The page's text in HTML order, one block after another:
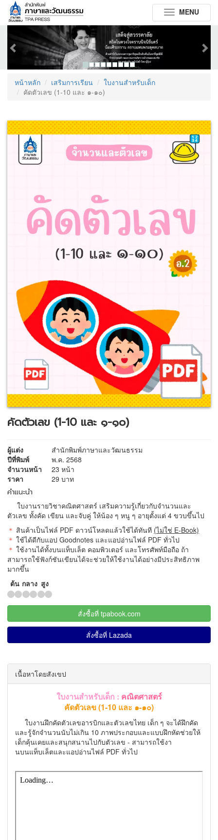
Toggle
navigation
MENU
Previous
หน้าหลัก เสริมการเรียน
ใบงานสำหรับเด็ก
คัดตัวเลข (1-10 และ ๑-๑๐)
คัดตัวเลข (1-10 และ ๑-๑๐)
ผู้แต่ง
สำนักพิมพ์ภาษาและวัฒนธรรม
ปีที่พิมพ์
พ.ค. 2568
จำนวนหน้า
23 หน้า
ราคา
29 บาท
คำแนะนำ
ใบงานรายวิชาคณิตศาสตร์ เสริมความรู้เกี่ยวกับจำนวนและ
ตัวเลข ทั้งคัด เขียน และจับคู่ ให้น้อง ๆ หนู ๆ อายุตั้งแต่ 4 ขวบขึ้นไป
＊ สินค้าเป็นไฟล์ PDF ดาวน์โหลดแล้วใช้ได้ทันที (ไม่ใช่ E-Book)
＊ ใช้ได้ดีกับแอป Goodnotes และแอปอ่านไฟล์ PDF ทั่วไป
＊ ใช้งานได้ทั้งบนแท็บเล็ต คอมพิวเตอร์ และโทรศัพท์มือถือ ถ้า
สามารถใช้ฟังก์ชันเขียนได้จะช่วยให้ใช้งานได้อย่างมีประสิทธิภาพ
มากขึ้น
ต้น กลาง สูง
สั่งซื้อที่ tpabook.com
สั่งซื้อที่ Lazada
เนื้อหาโดยสังเขป
ใบงานสำหรับเด็ก : คณิตศาสตร์
คัดตัวเลข (1-10 และ ๑-๑๐)
ใบงานฝึกคัดตัวเลขอารบิกและตัวเลขไทย เด็ก ๆ จะได้ฝึกคัด
และรู้จักจำนวนนับไม่เกิน 10 ภาพประกอบและแบบฝึกหัดช่วยให้
เด็กคุ้นเคยและสนุกสนานไปกับตัวเลข - สามารถใช้งา
นบนแท็บเล็ตและแอปอ่านไฟล์ PDF ทั่วไป